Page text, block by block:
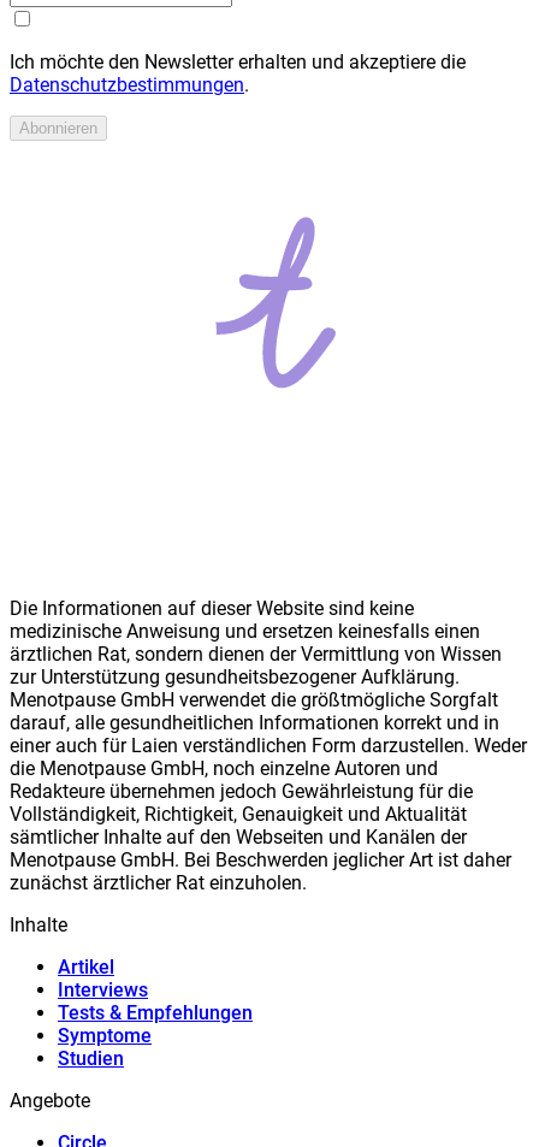
Ich möchte den Newsletter erhalten und akzeptiere die
Datenschutzbestimmungen.
Abonnieren
Die Informationen auf dieser Website sind keine
medizinische Anweisung und ersetzen keinesfalls einen
ärztlichen Rat, sondern dienen der Vermittlung von Wissen
zur Unterstützung gesundheitsbezogener Aufklärung.
Menotpause GmbH verwendet die größtmögliche Sorgfalt
darauf, alle gesundheitlichen Informationen korrekt und in
einer auch für Laien verständlichen Form darzustellen. Weder
die Menotpause GmbH, noch einzelne Autoren und
Redakteure übernehmen jedoch Gewährleistung für die
Vollständigkeit, Richtigkeit, Genauigkeit und Aktualität
sämtlicher Inhalte auf den Webseiten und Kanälen der
Menotpause GmbH. Bei Beschwerden jeglicher Art ist daher
zunächst ärztlicher Rat einzuholen.
Inhalte
Artikel
Interviews
Tests & Empfehlungen
Symptome
Studien
Angebote